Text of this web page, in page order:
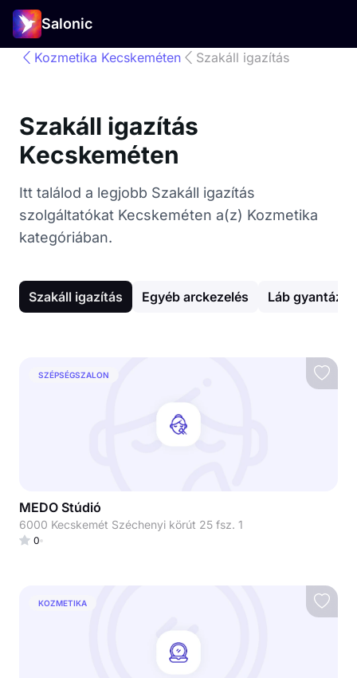
Salonic
Kozmetika Kecskeméten Szakáll igazítás
Szakáll igazítás
Kecskeméten
Itt találod a legjobb Szakáll igazítás
szolgáltatókat Kecskeméten a(z) Kozmetika
kategóriában.
Szakáll igazítás Egyéb arckezelés Láb gyantázás
SZÉPSÉGSZALON
MEDO Stúdió
6000 Kecskemét Széchenyi körút 25 fsz. 1
0
KOZMETIKA